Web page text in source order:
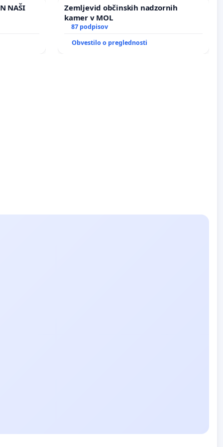
NAŠI
Zemljevid občinskih nadzornih
kamer v MOL
87 podpisov
Obvestilo o preglednosti